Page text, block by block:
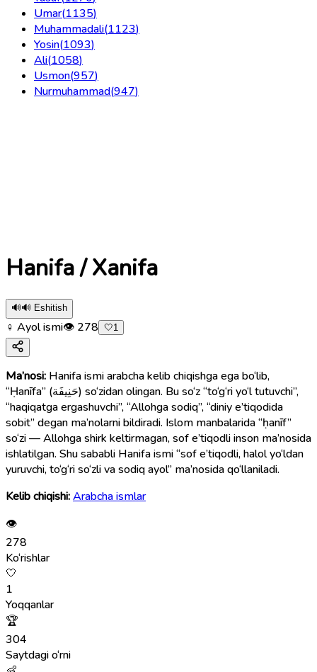
Umar(1135)
Muhammadali(1123)
Yosin(1093)
Ali(1058)
Usmon(957)
Nurmuhammad(947)
Hanifa / Xanifa
🔊🔊 Eshitish
♀ Ayol ismi👁 278 🤍1
Ma’nosi: Hanifa ismi arabcha kelib chiqishga ega bo‘lib,
“Ḥanīfa” (حَنِيفَة) so‘zidan olingan. Bu so‘z “to‘g‘ri yo‘l tutuvchi”,
“haqiqatga ergashuvchi”, “Allohga sodiq”, “diniy e’tiqodida
sobit” degan ma’nolarni bildiradi. Islom manbalarida “ḥanīf”
so‘zi — Allohga shirk keltirmagan, sof e’tiqodli inson ma’nosida
ishlatilgan. Shu sababli Hanifa ismi “sof e’tiqodli, halol yo‘ldan
yuruvchi, to‘g‘ri so‘zli va sodiq ayol” ma’nosida qo‘llaniladi.
Kelib chiqishi:Arabcha ismlar
👁
278
Ko‘rishlar
🤍
1
Yoqqanlar
🏆
304
Saytdagi o‘rni